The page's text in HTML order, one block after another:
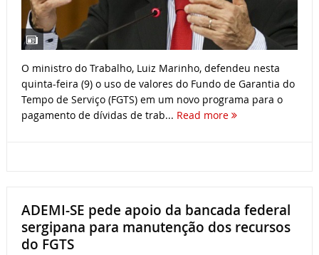
O ministro do Trabalho, Luiz Marinho, defendeu nesta
quinta-feira (9) o uso de valores do Fundo de Garantia do
Tempo de Serviço (FGTS) em um novo programa para o
pagamento de dívidas de trab... Read more
ADEMI-SE pede apoio da bancada federal
sergipana para manutenção dos recursos
do FGTS